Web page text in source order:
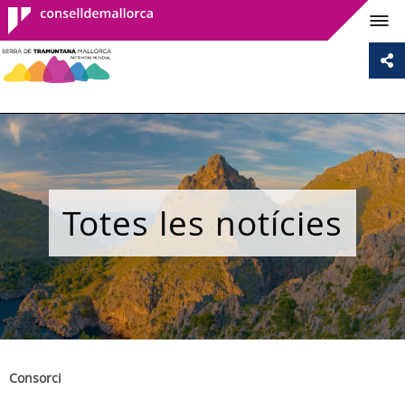
Consell de
Mallorca
Totes les notícies
Consorci